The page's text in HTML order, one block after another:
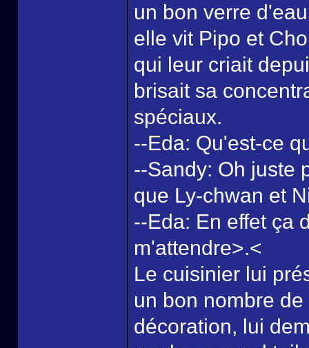
un bon verre
elle vit Pipo et
qui leur criait
brisait sa
spéciaux.
--Eda: Qu'est-ce
--Sandy: Oh juste
que Ly-chwan et
--Eda: En effet ça
m'attendre>.<
Le cuisinier lui
un bon nombre
décoration, lui